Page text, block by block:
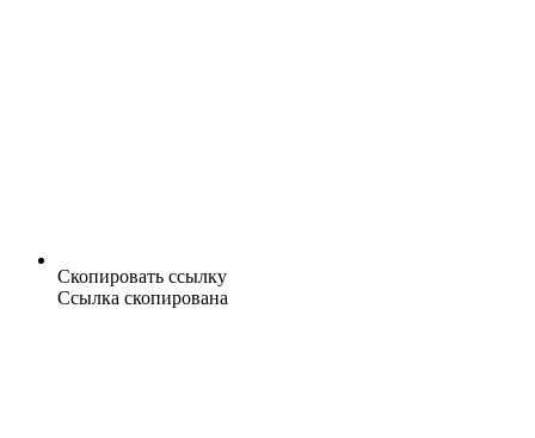
Скопировать ссылку
Ссылка скопирована